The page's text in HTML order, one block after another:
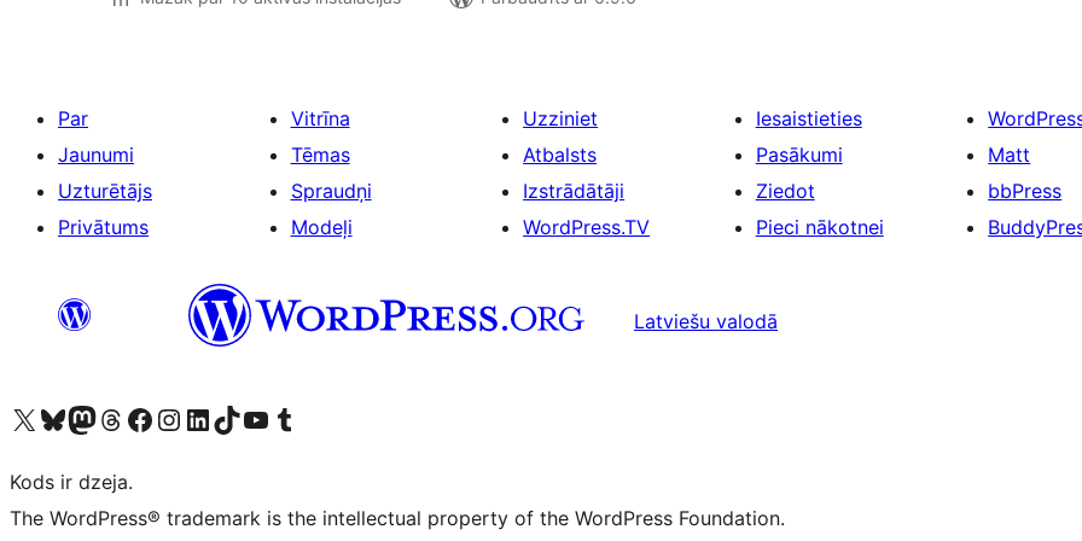
Par
Jaunumi
Uzturētājs
Privātums
Vitrīna
Tēmas
Spraudņi
Modeļi
Uzziniet
Atbalsts
Izstrādātāji
WordPress.TV
Iesaistieties
Pasākumi
Ziedot
Pieci nākotnei
Matt
bbPress
Latviešu valodā
Apmeklējiet mūsu X (agrāk Twitter) kontu
Apmeklējiet mūsu Bluesky kontu
Apmeklējiet mūsu Mastodon kontu
Apmeklējiet mūsu Threads kontu
Apmeklējiet mūsu Facebook lapuApmeklējiet mūsu Instagram kontu
Apmeklējiet mūsu LinkedIn kontu
Apmeklējiet mūsu TikTok kontu
Apmeklējiet mūsu YouTube kanālu
Apmeklējiet mūsu Tumblr kontu
Kods ir dzeja.
The WordPress® trademark is the intellectual property of the WordPress Foundation.